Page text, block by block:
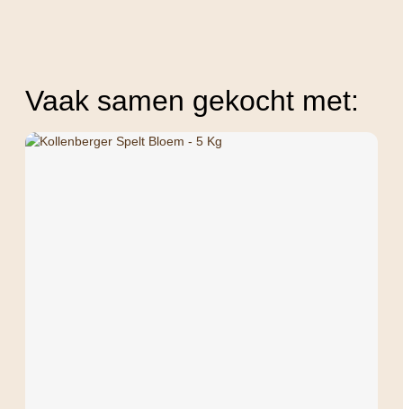
Vaak samen gekocht met: